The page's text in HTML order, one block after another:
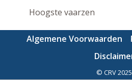
Hoogste vaarzen
© CRV 2025
Algemene Voorwaarden